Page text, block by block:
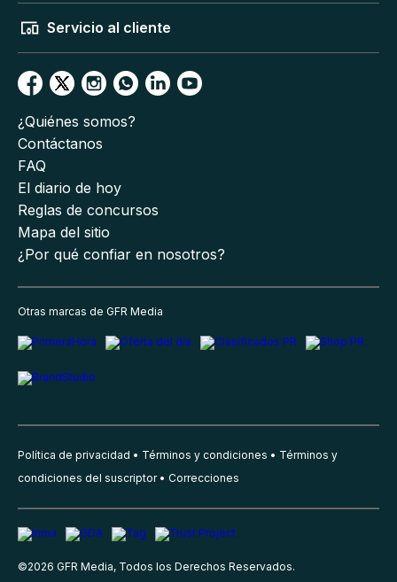
Servicio al cliente
¿Quiénes somos?
Contáctanos
FAQ
El diario de hoy
Reglas de concursos
Mapa del sitio
¿Por qué confiar en nosotros?
Otras marcas de GFR Media
Política de privacidad Términos y condiciones
Términos y
condiciones del suscriptor
Correcciones
©2026 GFR Media, Todos los Derechos Reservados.